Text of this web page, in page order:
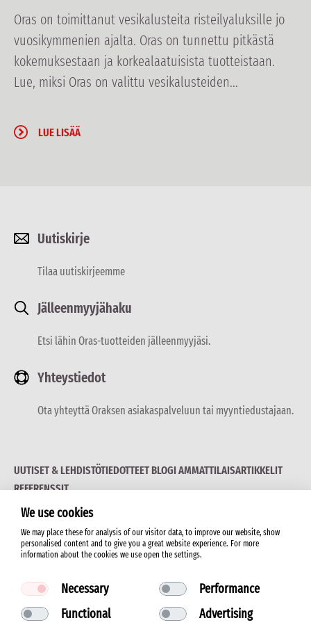
Oras on toimittanut vesikalusteita risteilyaluksille jo
vuosikymmenien ajalta. Oras on tunnettu pitkästä
kokemuksestaan ja korkealaatuisista tuotteistaan.
Lue, miksi Oras on valittu vesikalusteiden...
LUE LISÄÄ
Uutiskirje
Tilaa uutiskirjeemme
Jälleenmyyjähaku
Etsi lähin Oras-tuotteiden jälleenmyyjäsi.
Yhteystiedot
Ota yhteyttä Oraksen asiakaspalveluun tai myyntiedustajaan.
UUTISET & LEHDISTÖTIEDOTTEETBLOGI AMMATTILAISARTIKKELIT
REFERENSSIT
© 2026 ORAS LTD.
Käyttöehdot
We use cookies
We may place these for analysis of our visitor data, to improve our website, show
personalised content and to give you a great website experience. For more
information about the cookies we use open the settings.
Necessary
Performance
Functional
Advertising